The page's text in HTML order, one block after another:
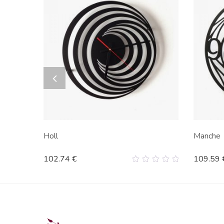
Holl
102.74 €
Manche
109.59